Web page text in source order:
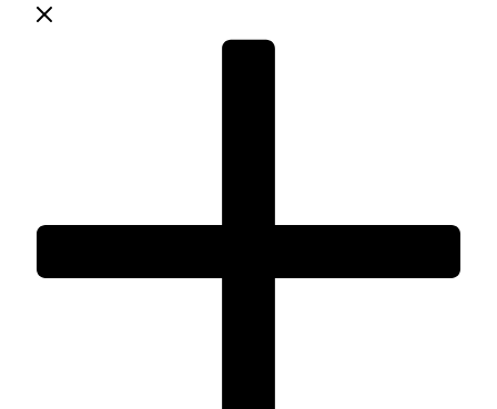
Trimble